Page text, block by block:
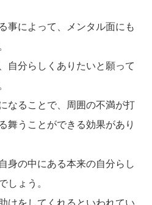
事によって、メンタル面にも
自分らしくありたいと願って
なることで、周囲の不満が打
舞うことができる効果があり
身の中にある本来の自分らし
しょう。
けをしてくれるといわれてい